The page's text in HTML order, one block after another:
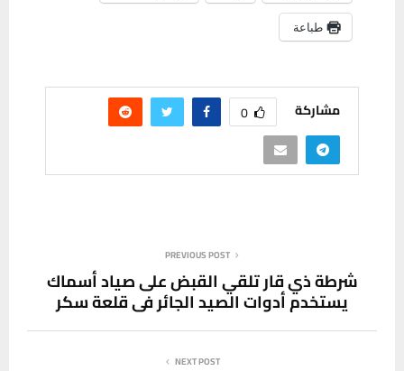
طباعة
مشاركة 0
PREVIOUS POST
شرطة ذي قار تلقي القبض على صياد أسماك
يستخدم أدوات الصيد الجائر في قلعة سكر
NEXT POST